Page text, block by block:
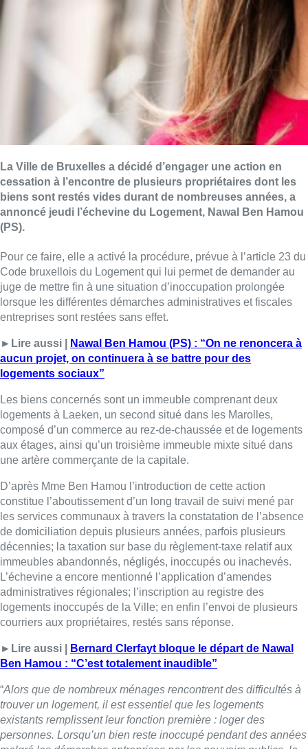
La Ville de Bruxelles a décidé d’engager une action en
cessation à l’encontre de plusieurs propriétaires dont les
biens sont restés vides durant de nombreuses années, a
annoncé jeudi l’échevine du Logement, Nawal Ben Hamou
(PS).
Pour ce faire, elle a activé la procédure, prévue à l’article 23 du
Code bruxellois du Logement qui lui permet de demander au
juge de mettre fin à une situation d’inoccupation prolongée
lorsque les différentes démarches administratives et fiscales
entreprises sont restées sans effet.
►Lire aussi |
Nawal Ben Hamou (PS) : “On ne renoncera à
aucun projet, on continuera à se battre pour des
logements sociaux”
Les biens concernés sont un immeuble comprenant deux
logements à Laeken, un second situé dans les Marolles,
composé d’un commerce au rez-de-chaussée et de logements
aux étages, ainsi qu’un troisième immeuble mixte situé dans
une artère commerçante de la capitale.
D’après Mme Ben Hamou l’introduction de cette action
constitue l’aboutissement d’un long travail de suivi mené par
les services communaux à travers la constatation de l’absence
de domiciliation depuis plusieurs années, parfois plusieurs
décennies; la taxation sur base du règlement-taxe relatif aux
immeubles abandonnés, négligés, inoccupés ou inachevés.
L’échevine a encore mentionné l’application d’amendes
administratives régionales; l’inscription au registre des
logements inoccupés de la Ville; en enfin l’envoi de plusieurs
courriers aux propriétaires, restés sans réponse.
►Lire aussi |
Bernard Clerfayt bloque le départ de Nawal
Ben Hamou : “C’est totalement inaudible”
“Alors que de nombreux ménages rencontrent des difficultés à
trouver un logement, il est essentiel que les logements
existants remplissent leur fonction première : loger des
personnes. Lorsqu’un bien reste inoccupé pendant des années